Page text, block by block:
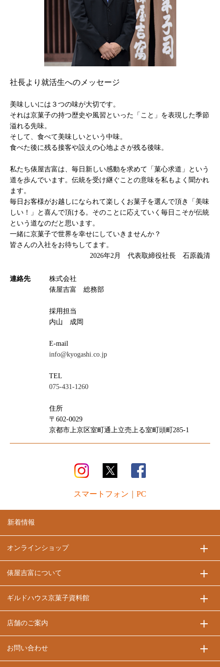
社長より就活生へのメッセージ
美味しいには３つの味が大切です。
それは京菓子の持つ歴史や風習といった「こと」を表現した季節
溢れる先味。
そして、食べて美味しいという中味。
食べた後に残る接客や設えの心地よさが残る後味。
私たち俵屋吉富は、毎日新しい感動を求めて「菓心求道」という
道を歩んでいます。伝統を受け継ぐことの意味を私もよく聞かれ
ます。
毎日お客様がお越しになられて楽しくお菓子を選んで頂き「美味
しい！」と喜んで頂ける。そのことに応えていく毎日こそが伝統
という道なのだと思います。
一緒に京菓子で世界を幸せにしていきませんか？
皆さんの入社をお待ちしてます。
2026年2月 代表取締役社長 石原義清
連絡先
株式会社
俵屋吉富 総務部
採用担当
内山 成岡
E-mail
info@kyogashi.co.jp
TEL
075-431-1260
住所
〒602-0029
京都市上京区室町通上立売上る室町頭町285-1
スマートフォン PC
新着情報
オンラインショップ
俵屋吉富について
ギルドハウス京菓子資料館
店舗のご案内
お問い合わせ